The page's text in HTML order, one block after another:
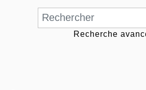
Recherche